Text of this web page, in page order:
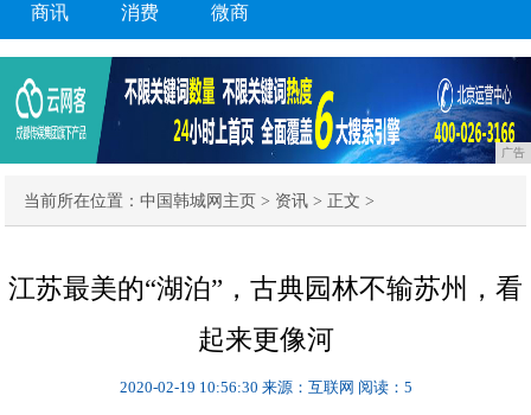
商讯 消费 微商
广告
当前所在位置：中国韩城网主页 > 资讯 > 正文 >
江苏最美的“湖泊”，古典园林不输苏州，看
起来更像河
2020-02-19 10:56:30 来源：互联网 阅读：5